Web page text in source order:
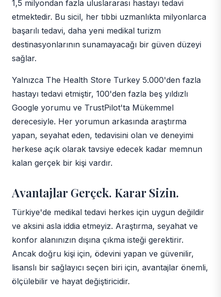
1,5 milyondan fazla uluslararası hastayı tedavi
etmektedir. Bu sicil, her tıbbi uzmanlıkta milyonlarca
başarılı tedavi, daha yeni medikal turizm
destinasyonlarının sunamayacağı bir güven düzeyi
sağlar.
Yalnızca The Health Store Turkey 5.000'den fazla
hastayı tedavi etmiştir, 100'den fazla beş yıldızlı
Google yorumu ve TrustPilot'ta Mükemmel
derecesiyle. Her yorumun arkasında araştırma
yapan, seyahat eden, tedavisini olan ve deneyimi
herkese açık olarak tavsiye edecek kadar memnun
kalan gerçek bir kişi vardır.
Avantajlar Gerçek. Karar Sizin.
Türkiye'de medikal tedavi herkes için uygun değildir
ve aksini asla iddia etmeyiz. Araştırma, seyahat ve
konfor alanınızın dışına çıkma isteği gerektirir.
Ancak doğru kişi için, ödevini yapan ve güvenilir,
lisanslı bir sağlayıcı seçen biri için, avantajlar önemli,
ölçülebilir ve hayat değiştiricidir.